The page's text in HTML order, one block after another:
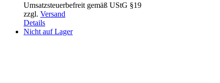
Umsatzsteuerbefreit gemäß UStG §19
zzgl. Versand
Details
Nicht auf Lager